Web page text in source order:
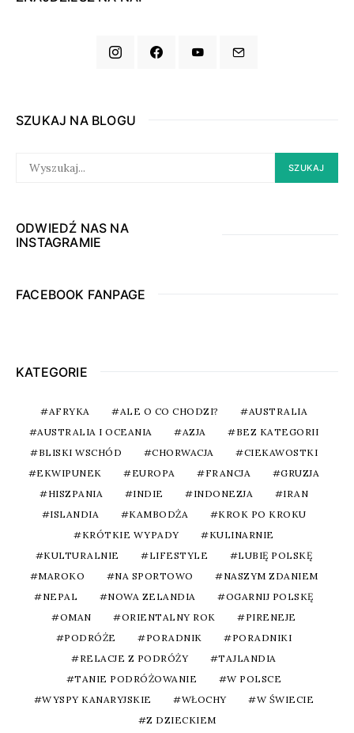
SZUKAJ NA BLOGU
FOR:
SZUKAJ
ODWIEDŹ NAS NA
INSTAGRAMIE
FACEBOOK FANPAGE
KATEGORIE
AFRYKA ALE O CO CHODZI?
AUSTRALIA
AUSTRALIA I OCEANIA
AZJA
BEZ KATEGORII
BLISKI WSCHÓD
CHORWACJA
CIEKAWOSTKI
EKWIPUNEK
EUROPA FRANCJA
GRUZJA
HISZPANIA
INDIE INDONEZJA
IRAN
ISLANDIA
KAMBODŻA
KROK PO KROKU
KRÓTKIE WYPADY
KULINARNIE
KULTURALNIE
LIFESTYLE
LUBIĘ POLSKĘ
MAROKO
NA SPORTOWO
NASZYM ZDANIEM
NEPAL
NOWA ZELANDIA
OGARNIJ POLSKĘ
OMAN
ORIENTALNY ROK
PIRENEJE
PODRÓŻE
PORADNIK
PORADNIKI
RELACJE Z PODRÓŻY
TAJLANDIA
TANIE PODRÓŻOWANIE
W POLSCE
WYSPY KANARYJSKIE
WŁOCHY
W ŚWIECIE
Z DZIECKIEM